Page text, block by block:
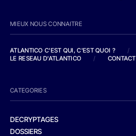
MIEUX NOUS CONNAITRE
ATLANTICO C'EST QUI, C'EST QUOI ?
/
LE RESEAU D'ATLANTICO
/ CONTACT
CATEGORIES
DECRYPTAGES
DOSSIERS